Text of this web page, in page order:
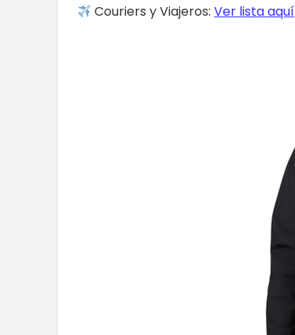
Couriers y Viajeros:Ver lista aquí